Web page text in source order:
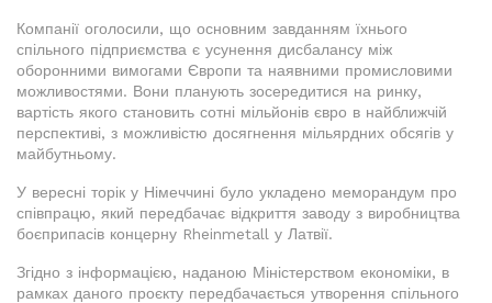
Компанії оголосили, що основним завданням їхнього
спільного підприємства є усунення дисбалансу між
оборонними вимогами Європи та наявними промисловими
можливостями. Вони планують зосередитися на ринку,
вартість якого становить сотні мільйонів євро в найближчій
перспективі, з можливістю досягнення мільярдних обсягів у
майбутньому.
У вересні торік у Німеччині було укладено меморандум про
співпрацю, який передбачає відкриття заводу з виробництва
боєприпасів концерну Rheinmetall у Латвії.
Згідно з інформацією, наданою Міністерством економіки, в
рамках даного проєкту передбачається утворення спільного